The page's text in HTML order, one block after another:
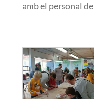
amb el personal